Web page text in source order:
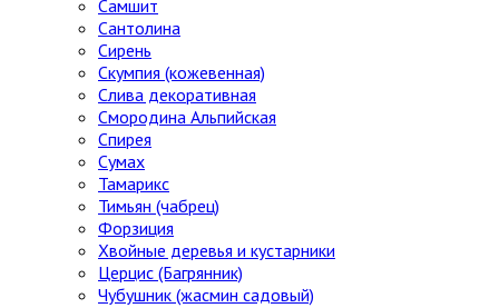
Самшит
Сантолина
Сирень
Скумпия (кожевенная)
Слива декоративная
Смородина Альпийская
Спирея
Сумах
Тамарикс
Тимьян (чабрец)
Форзиция
Хвойные деревья и кустарники
Церцис (Багрянник)
Чубушник (жасмин садовый)